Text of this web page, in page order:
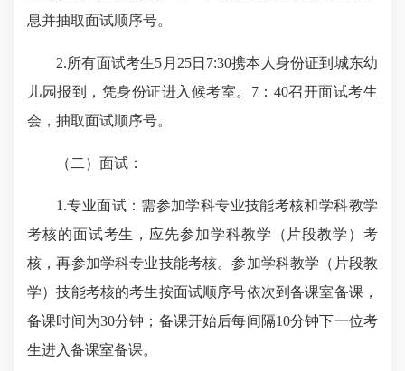
息并抽取面试顺序号。
2.所有面试考生5月25日7:30携本人身份证到城东幼
儿园报到，凭身份证进入候考室。7：40召开面试考生
会，抽取面试顺序号。
（二）面试：
1.专业面试：需参加学科专业技能考核和学科教学
考核的面试考生，应先参加学科教学（片段教学）考
核，再参加学科专业技能考核。参加学科教学（片段教
学）技能考核的考生按面试顺序号依次到备课室备课，
备课时间为30分钟；备课开始后每间隔10分钟下一位考
生进入备课室备课。